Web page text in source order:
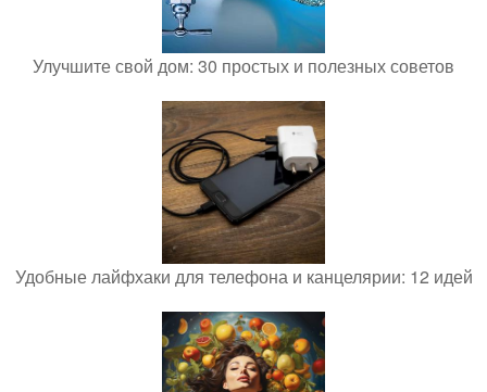
Улучшите свой дом: 30 простых и полезных советов
Удобные лайфхаки для телефона и канцелярии: 12 идей